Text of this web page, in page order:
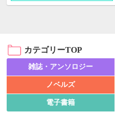
カテゴリーTOP
雑誌・アンソロジー
ノベルズ
電子書籍